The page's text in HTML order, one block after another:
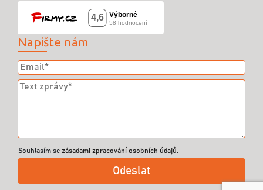
Napište nám
Souhlasím se zásadami zpracování osobních údajů.